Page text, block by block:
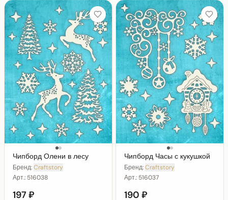
Чипборд Олени в лесу
Бренд:Craftstory
Арт.: 516038
197 ₽
Чипборд Часы с кукушкой
Бренд:Craftstory
Арт.: 516037
190 ₽